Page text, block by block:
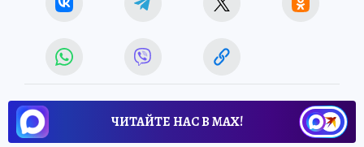
ЧИТАЙТЕ НАС В МАХ!